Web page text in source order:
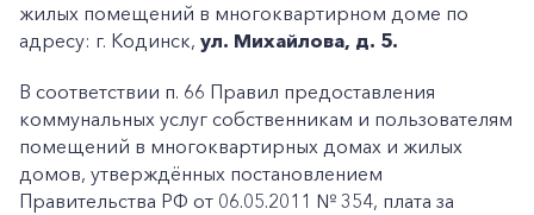
жилых помещений в многоквартирном доме по
адресу: г. Кодинск, ул. Михайлова, д. 5.
В соответствии п. 66 Правил предоставления
коммунальных услуг собственникам и пользователям
помещений в многоквартирных домах и жилых
домов, утверждённых постановлением
Правительства РФ от 06.05.2011 № 354, плата за